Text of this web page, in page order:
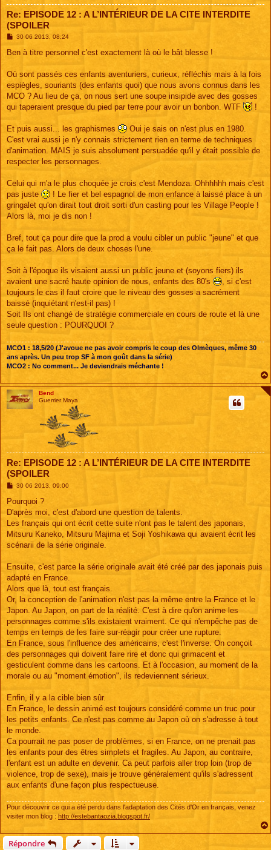
Re: EPISODE 12 : A L’INTÉRIEUR DE LA CITE INTERDITE
(SPOILER
M
s
g
30 06 2013, 08:24
Ben à titre personnel c'est exactement là où le bât blesse !
Où sont passés ces enfants aventuriers, curieux, réfléchis mais à la fois
espiègles, souriants (des enfants quoi) que nous avons connus dans les
MCO ? Au lieu de ça, on nous sert une soupe insipide avec des gosses
qui taperaient presque du pied par terre pour avoir un bonbon. WTF
!
Et puis aussi... les graphismes
Oui je sais on n'est plus en 1980.
C'est vrai aussi je n'y connais strictement rien en terme de techniques
d'animation. MAIS je suis absolument persuadée qu'il y était possible de
respecter les personnages.
Celui qui m'a le plus choquée je crois c'est Mendoza. Ohhhhhh mais c'est
pas juste
! Le fier et bel espagnol de mon enfance à laissé place à un
gringalet qu'on dirait tout droit sorti d'un casting pour les Village People !
Alors là, moi je dis non !
Bref, tout ça pour dire que la prod a voulu cibler un public "jeune" et que
ça le fait pas. Alors de deux choses l'une.
Soit à l'époque ils visaient aussi un public jeune et (soyons fiers) ils
avaient une sacré haute opinion de nous, enfants des 80's
, si c'est
toujours le cas il faut croire que le niveau des gosses a sacrément
baissé (inquiétant n'est-il pas) !
Soit Ils ont changé de stratégie commerciale en cours de route et là une
seule question : POURQUOI ?
MCO1 : 18,5/20 (J'avoue ne pas avoir compris le coup des Olmèques, même 30
ans après. Un peu trop SF à mon goût dans la série)
MCO2 : No comment... Je deviendrais méchante !
Bend
Guerrier Maya
Re: EPISODE 12 : A L’INTÉRIEUR DE LA CITE INTERDITE
(SPOILER
M
s
a
g
30 06 2013, 09:00
Pourquoi ?
D'après moi, c'est d'abord une question de talents.
Les français qui ont écrit cette suite n'ont pas le talent des japonais,
Mitsuru Kaneko, Mitsuru Majima et Soji Yoshikawa qui avaient écrit les
scénarii de la série originale.
Ensuite, c'est parce la série originale avait été créé par des japonais puis
adapté en France.
Alors que là, tout est français.
Or, la conception de l'animation n'est pas la même entre la France et le
Japon. Au Japon, on part de la réalité. C'est à dire qu'on anime les
personnages comme s'ils existaient vraiment. Ce qui n'empêche pas de
temps en temps de les faire sur-réagir pour créer une rupture.
En France, sous l'influence des américains, c'est l'inverse. On conçoit
des personnages qui doivent faire rire et donc qui grimacent et
gesticulent comme dans les cartoons. Et à l'occasion, au moment de la
morale ou au "moment émotion", ils redeviennent sérieux.
Enfin, il y a la cible bien sûr.
En France, le dessin animé est toujours considéré comme un truc pour
les petits enfants. Ce n'est pas comme au Japon où on s'adresse à tout
le monde.
Ca pourrait ne pas poser de problèmes, si en France, on ne prenait pas
les enfants pour des êtres simplets et fragiles. Au Japon, au contraire,
l'enfant est un adulte en devenir. Ca peut parfois aller trop loin (trop de
violence, trop de sexe), mais je trouve généralement qu'ils s'adressent
aux enfants d'une façon plus respectueuse.
Pour découvrir ce qui a été perdu dans l'adaptation des Cités d'Or en français, venez
visiter mon blog : http://estebantaozia.blogspot.fr/
Répondre